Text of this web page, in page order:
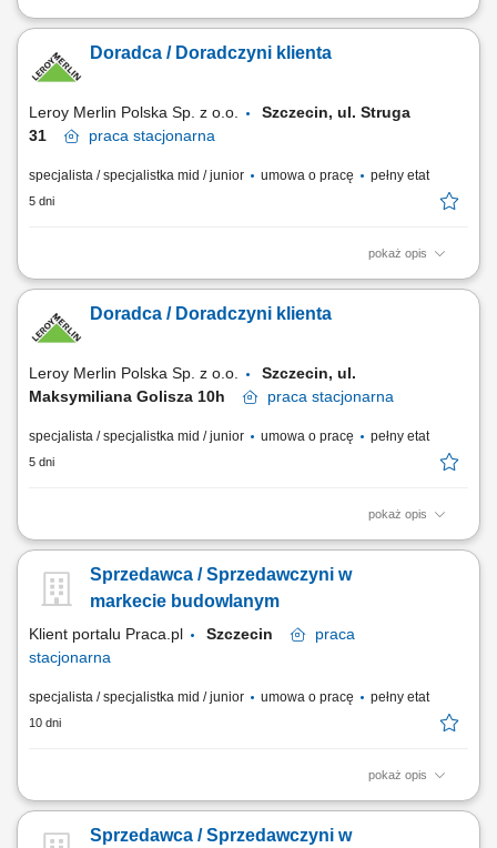
Pomoc klientom w wyborze produktów oraz zapewnienie profesjonalnej
Przygotowywanie zamówień i monitorowanie ich realizacji. Dbanie o
prawidłową prezentację produktów oraz dostępność asortymentu.
Doradca / Doradczyni klienta
Leroy Merlin Polska Sp. z o.o.
Szczecin, ul. Struga
31
praca stacjonarna
specjalista / specjalistka mid / junior umowa o pracę pełny etat
5 dni
pokaż opis
Co będziesz robić? Twój start z Buddym: przez pierwsze 4 miesiące
wsparciu opiekuna wdrożenia i zespołu, Aktywna sprzedaż i doradztwo:
będziesz sprzedawać i doradzać klientom w wyborze najlepszych
Doradca / Doradczyni klienta
Leroy Merlin Polska Sp. z o.o.
Szczecin, ul.
Maksymiliana Golisza 10h
praca stacjonarna
specjalista / specjalistka mid / junior umowa o pracę pełny etat
5 dni
pokaż opis
Co będziesz robić? Twój start z Buddym: przez pierwsze 4 miesiące
wsparciu opiekuna wdrożenia i zespołu, Aktywna sprzedaż i doradztwo:
będziesz sprzedawać i doradzać klientom w wyborze najlepszych
Sprzedawca / Sprzedawczyni w
markecie budowlanym
Klient portalu Praca.pl Szczecin
praca
stacjonarna
specjalista / specjalistka mid / junior umowa o pracę pełny etat
10 dni
pokaż opis
Codzienny kontakt z klientami i wsparcie ich w podejmowaniu decyzji
proponowanie najlepszych rozwiązań. Obsługa zamówień i
Sprzedawca / Sprzedawczyni w